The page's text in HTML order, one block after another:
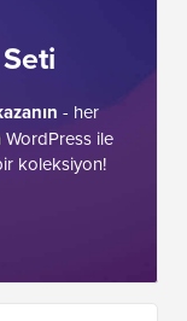
- her
ile
koleksiyon!